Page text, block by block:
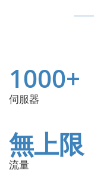
1000+
伺服器
無上限
流量